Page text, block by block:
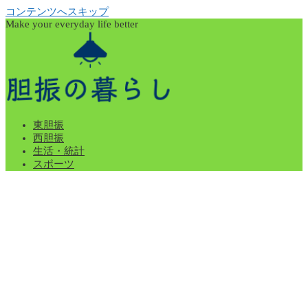
コンテンツへスキップ
Make your everyday life better
東胆振
西胆振
生活・統計
スポーツ